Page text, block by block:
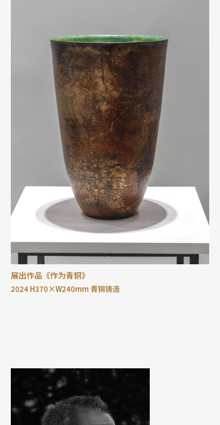
展出作品《作为青铜》
2024 H370×W240mm 青铜铸造